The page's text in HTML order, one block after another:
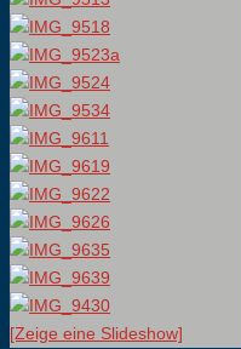
[Zeige eine Slideshow]